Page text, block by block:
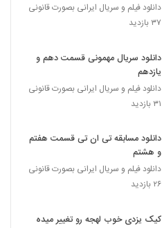
دانلود فیلم و سریال ایرانی بصورت قانونی
۳۷ بازدید
دانلود سریال مهمونی قسمت دهم و
یازدهم
دانلود فیلم و سریال ایرانی بصورت قانونی
۳۱ بازدید
دانلود مسابقه تی ان تی قسمت هفتم
و هشتم
دانلود فیلم و سریال ایرانی بصورت قانونی
۲۶ بازدید
کیک یزدی خوب لهجه رو تغییر میده